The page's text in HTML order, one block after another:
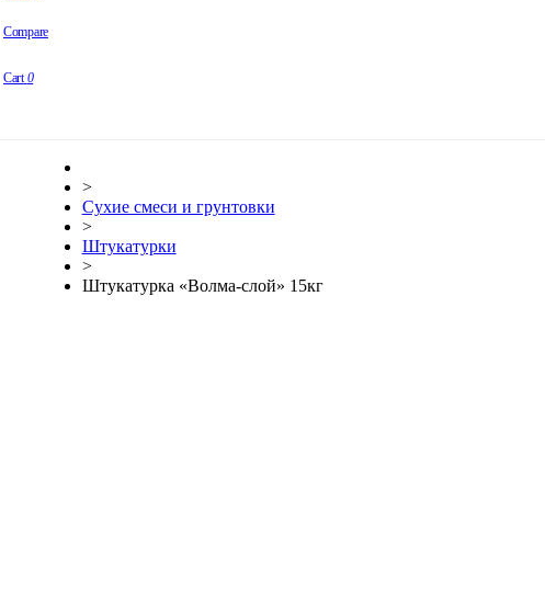
Compare
Cart 0
>
Сухие смеси и грунтовки
>
Штукатурки
>
Штукатурка «Волма-слой» 15кг